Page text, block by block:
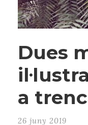
Dues
a
26 juny 2019